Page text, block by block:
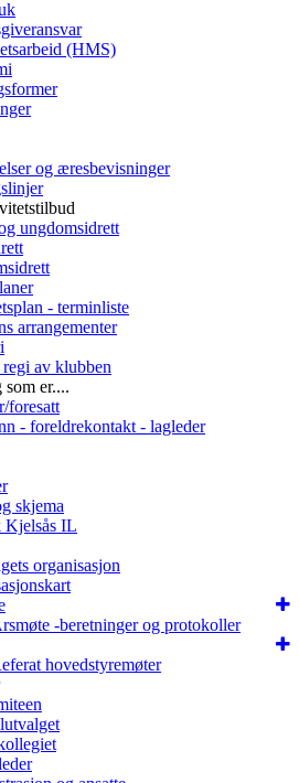
(HMS)
og æresbevisninger
ungdomsidrett
- terminliste
arrangementer
av klubben
er....
foresatt
- foreldrekontakt - lagleder
skjema
Kjelsås IL
organisasjon
-beretninger og protokoller
hovedstyremøter